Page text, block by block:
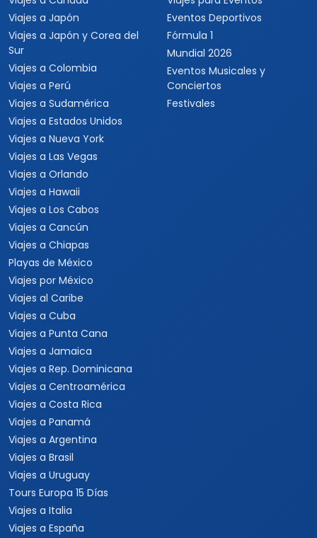
Viajes a Japón
Viajes a Japón y Corea del
Sur
Viajes a Colombia
Viajes a Perú
Viajes a Sudamérica
Viajes a Estados Unidos
Viajes a Nueva York
Viajes a Las Vegas
Viajes a Orlando
Viajes a Hawaii
Viajes a Los Cabos
Viajes a Cancún
Viajes a Chiapas
Playas de México
Viajes por México
Viajes al Caribe
Viajes a Cuba
Viajes a Punta Cana
Viajes a Jamaica
Viajes a Rep. Dominicana
Viajes a Centroamérica
Viajes a Costa Rica
Viajes a Panamá
Viajes a Argentina
Viajes a Brasil
Viajes a Uruguay
Tours Europa 15 Días
Viajes a Italia
Viajes a España
Eventos Deportivos
Fórmula 1
Mundial 2026
Eventos Musicales y
Conciertos
Festivales